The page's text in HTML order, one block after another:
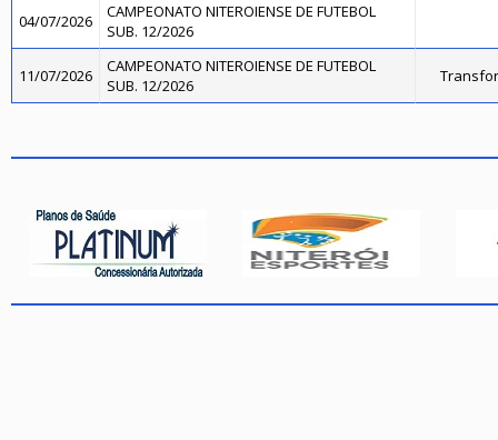
04/07/2026
CAMPEONATO NITEROIENSE DE FUTEBOL
SUB. 12/2026
11/07/2026
CAMPEONATO NITEROIENSE DE FUTEBOL
SUB. 12/2026